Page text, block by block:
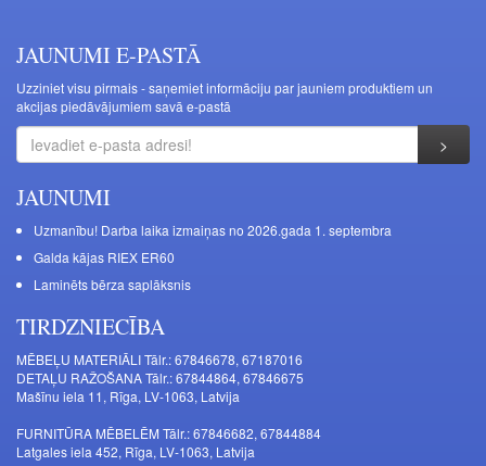
JAUNUMI E-PASTĀ
Uzziniet visu pirmais - saņemiet informāciju par jauniem produktiem un
akcijas piedāvājumiem savā e-pastā
JAUNUMI
Uzmanību! Darba laika izmaiņas no 2026.gada 1. septembra
Galda kājas RIEX ER60
Laminēts bērza saplāksnis
TIRDZNIECĪBA
MĒBEĻU MATERIĀLI Tālr.: 67846678, 67187016
DETAĻU RAŽOŠANA Tālr.: 67844864, 67846675
Mašīnu iela 11, Rīga, LV-1063, Latvija
FURNITŪRA MĒBELĒM Tālr.: 67846682, 67844884
Latgales iela 452, Rīga, LV-1063, Latvija